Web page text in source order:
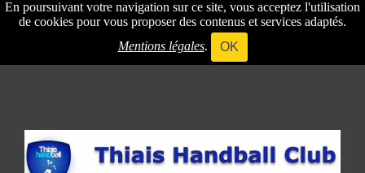
En poursuivant votre navigation sur ce site, vous acceptez l'utilisation
de cookies pour vous proposer des contenus et services adaptés.
Mentions légales. OK